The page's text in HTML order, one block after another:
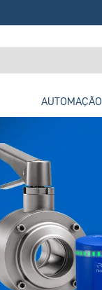
AUTOMAÇÃO